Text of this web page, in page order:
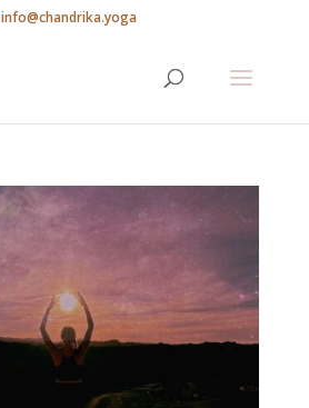
info@chandrika.yoga